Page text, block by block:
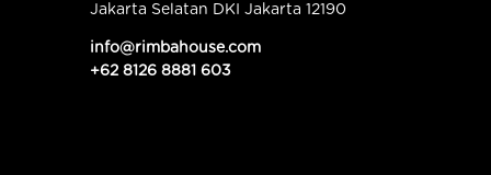
Jakarta Selatan DKI Jakarta 12190
info@rimbahouse.com
+62 8126 8881 603